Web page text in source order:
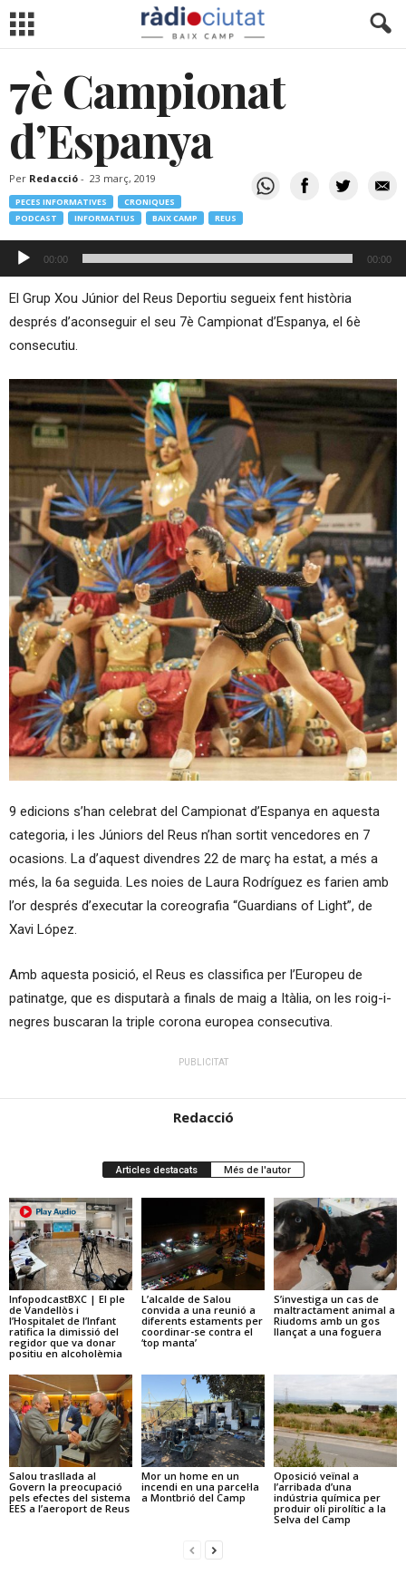
7è Campionat
d’Espanya
Per Redacció - 23 març, 2019
PECES INFORMATIVES
CRONIQUES
PODCAST
INFORMATIUS BAIX CAMP REUS
Reproductor
d'àudio
00:00 00:00
El Grup Xou Júnior del Reus Deportiu segueix fent història
després d’aconseguir el seu 7è Campionat d’Espanya, el 6è
consecutiu.
9 edicions s’han celebrat del Campionat d’Espanya en aquesta
categoria, i les Júniors del Reus n’han sortit vencedores en 7
ocasions. La d’aquest divendres 22 de març ha estat, a més a
més, la 6a seguida. Les noies de Laura Rodríguez es farien amb
l’or després d’executar la coreografia “Guardians of Light”, de
Xavi López.
Amb aquesta posició, el Reus es classifica per l’Europeu de
patinatge, que es disputarà a finals de maig a Itàlia, on les roig-i-
negres buscaran la triple corona europea consecutiva.
PUBLICITAT
Redacció
Articles destacats Més de l'autor
InfopodcastBXC | El ple
de Vandellòs i
l’Hospitalet de l’Infant
ratifica la dimissió del
regidor que va donar
positiu en alcoholèmia
L’alcalde de Salou
convida a una reunió a
diferents estaments per
coordinar-se contra el
‘top manta’
S’investiga un cas de
maltractament animal a
Riudoms amb un gos
llançat a una foguera
Salou trasllada al
Govern la preocupació
pels efectes del sistema
EES a l’aeroport de Reus
Mor un home en un
incendi en una parcel·la
a Montbrió del Camp
Oposició veïnal a
l’arribada d’una
indústria química per
produir oli pirolític a la
Selva del Camp